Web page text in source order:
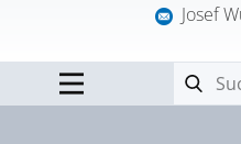
Josef